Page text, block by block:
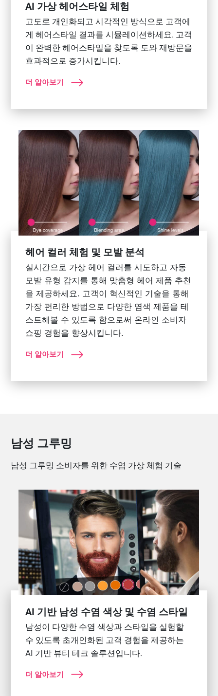
AI 가상 헤어스타일 체험
고도로 개인화되고 시각적인 방식으로 고객에
게 헤어스타일 결과를 시뮬레이션하세요. 고객
이 완벽한 헤어스타일을 찾도록 도와 재방문을
효과적으로 증가시킵니다.
더 알아보기
헤어 컬러 체험 및 모발 분석
실시간으로 가상 헤어 컬러를 시도하고 자동
모발 유형 감지를 통해 맞춤형 헤어 제품 추천
을 제공하세요. 고객이 혁신적인 기술을 통해
가장 편리한 방법으로 다양한 염색 제품을 테
스트해볼 수 있도록 함으로써 온라인 소비자
쇼핑 경험을 향상시킵니다.
더 알아보기
남성 그루밍
남성 그루밍 소비자를 위한 수염 가상 체험 기술
AI 기반 남성 수염 색상 및 수염 스타일
남성이 다양한 수염 색상과 스타일을 실험할
수 있도록 초개인화된 고객 경험을 제공하는
AI 기반 뷰티 테크 솔루션입니다.
더 알아보기